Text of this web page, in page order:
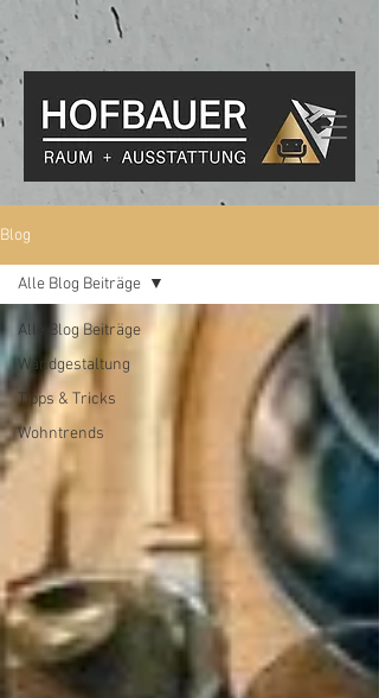
Blog
Alle Blog Beiträge
Wandgestaltung
Tipps & Tricks
Wohntrends
Alle Blog Beiträge